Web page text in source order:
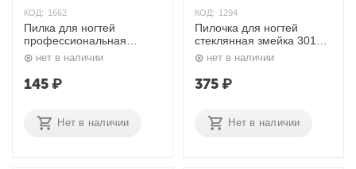
КОД: 1662
Пилка для ногтей
профессиональная
Улыбка 100/180 грит
9100652К Dewal
нет в наличии
145₽
Нет в наличии
КОД: 1294
Пилочка для ногтей
стеклянная змейка 3012
Bohemia Professional
нет в наличии
375₽
Нет в наличии